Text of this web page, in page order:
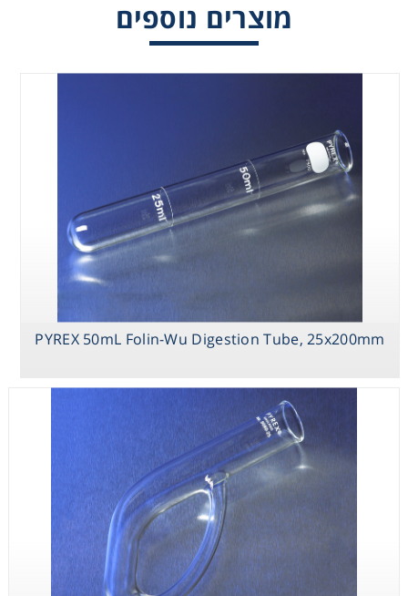
מוצרים נוספים
PYREX 50mL Folin-Wu Digestion Tube, 25x200mm
PYREX 50mL
Folin-Wu
Digestion Tube,
25x200mm
PYREX
25x165mm
Thiele-Dennis
Melting Point
Tubes
Safety
Chemicals